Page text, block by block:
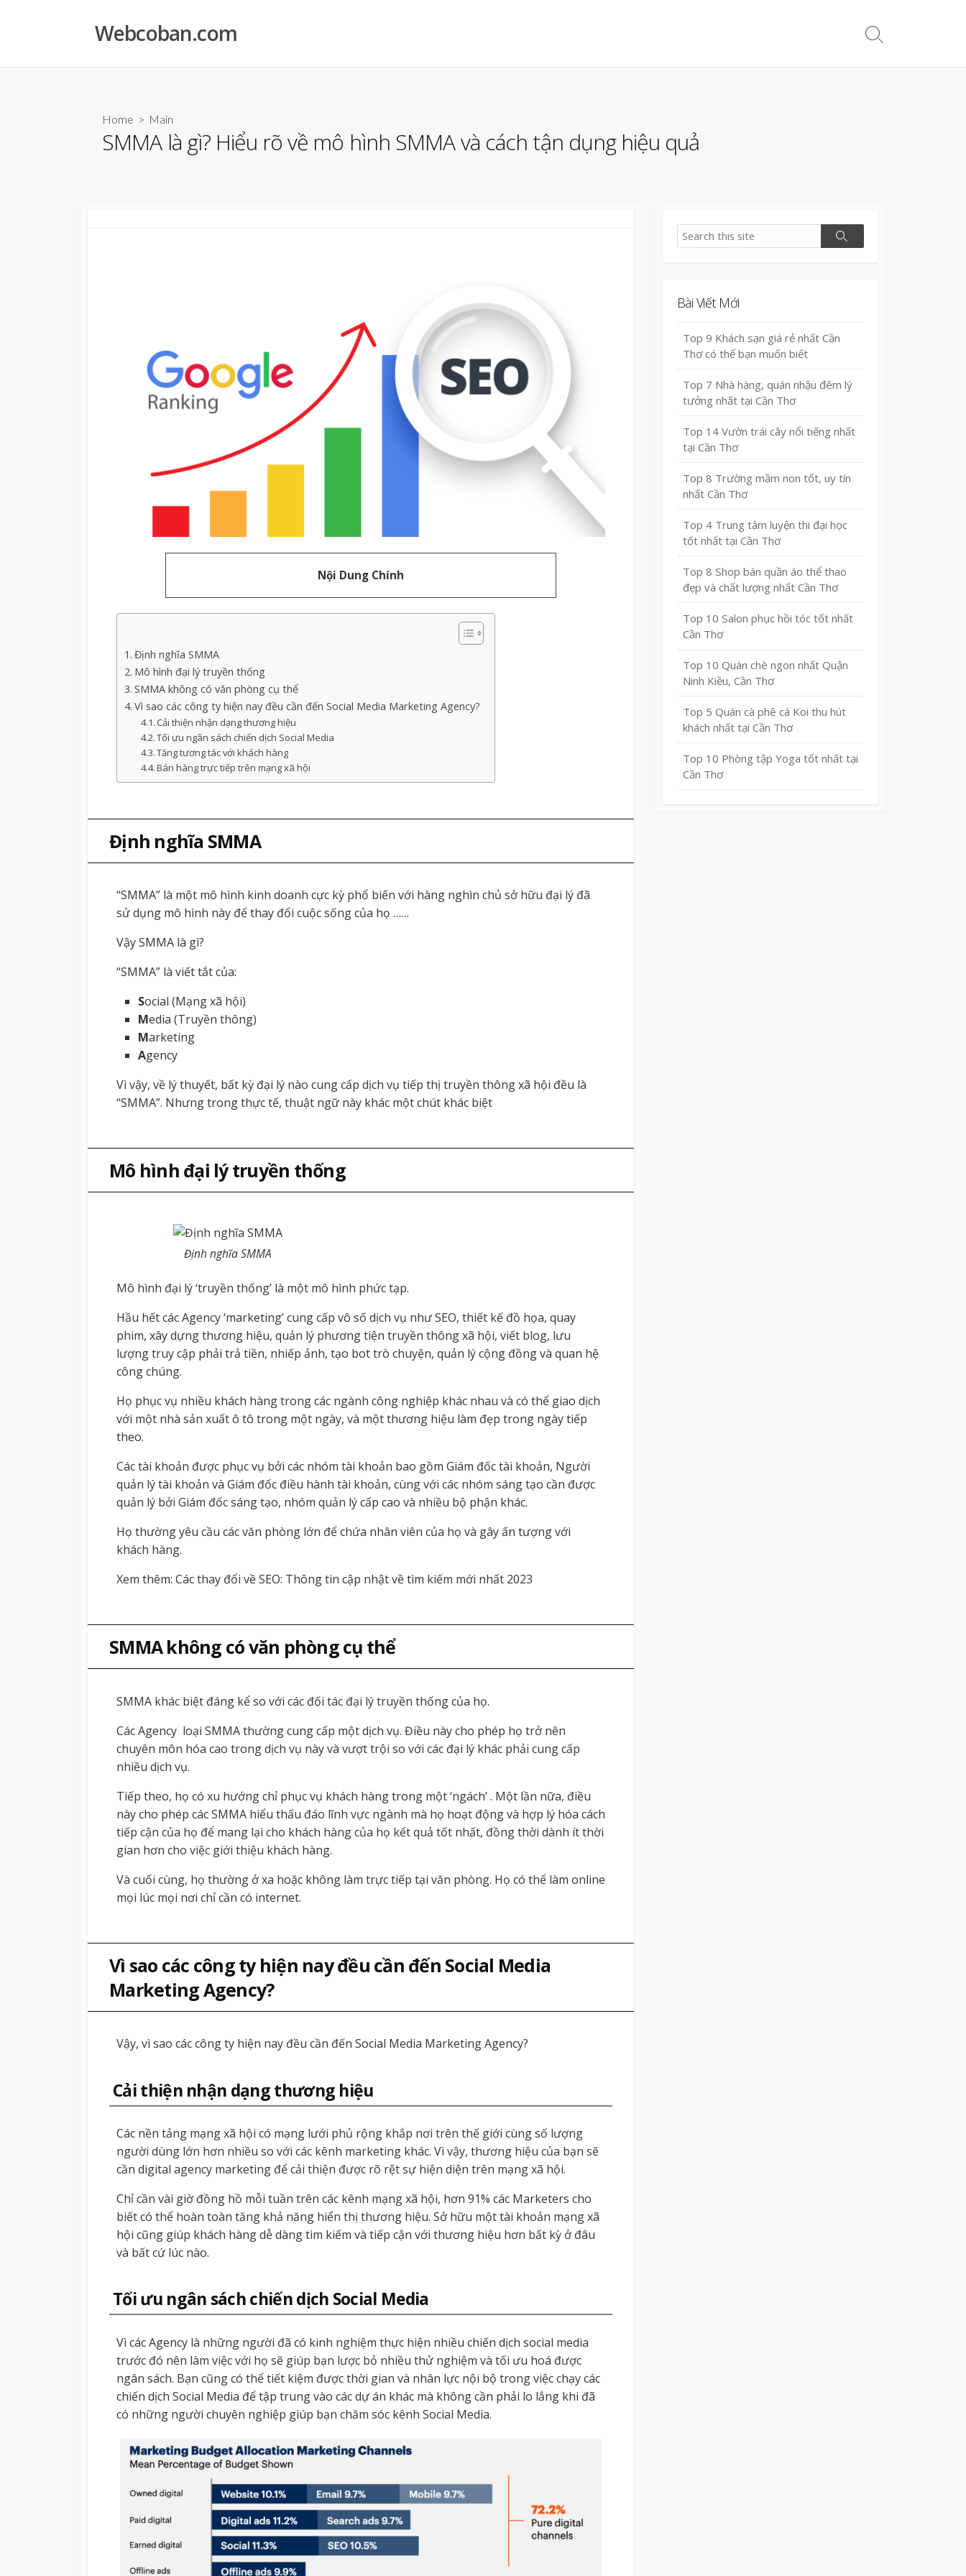
Webcoban.com
Search
Home > Main
SMMA là gì? Hiểu rõ về mô hình SMMA và cách tận dụng hiệu quả
Nội Dung Chính
Định nghĩa SMMA
Mô hình đại lý truyền thống
SMMA không có văn phòng cụ thể
Vì sao các công ty hiện nay đều cần đến Social Media Marketing Agency?
Cải thiện nhận dạng thương hiệu
Tối ưu ngân sách chiến dịch Social Media
Tăng tương tác với khách hàng
Bán hàng trực tiếp trên mạng xã hội
Định nghĩa SMMA
“SMMA” là một mô hình kinh doanh cực kỳ phổ biến với hàng nghìn chủ sở hữu đại lý đã
sử dụng mô hình này để thay đổi cuộc sống của họ ……
Vậy SMMA là gì?
“SMMA” là viết tắt của:
Social (Mạng xã hội)
Media (Truyền thông)
Marketing
Agency
Vì vậy, về lý thuyết, bất kỳ đại lý nào cung cấp dịch vụ tiếp thị truyền thông xã hội đều là
“SMMA”. Nhưng trong thực tế, thuật ngữ này khác một chút khác biệt
Mô hình đại lý truyền thống
Định nghĩa SMMA
Mô hình đại lý ‘truyền thống’ là một mô hình phức tạp.
Hầu hết các Agency ‘marketing’ cung cấp vô số dịch vụ như SEO, thiết kế đồ họa, quay
phim, xây dựng thương hiệu, quản lý phương tiện truyền thông xã hội, viết blog, lưu
lượng truy cập phải trả tiền, nhiếp ảnh, tạo bot trò chuyện, quản lý cộng đồng và quan hệ
công chúng.
Họ phục vụ nhiều khách hàng trong các ngành công nghiệp khác nhau và có thể giao dịch
với một nhà sản xuất ô tô trong một ngày, và một thương hiệu làm đẹp trong ngày tiếp
theo.
Các tài khoản được phục vụ bởi các nhóm tài khoản bao gồm Giám đốc tài khoản, Người
quản lý tài khoản và Giám đốc điều hành tài khoản, cùng với các nhóm sáng tạo cần được
quản lý bởi Giám đốc sáng tạo, nhóm quản lý cấp cao và nhiều bộ phận khác.
Họ thường yêu cầu các văn phòng lớn để chứa nhân viên của họ và gây ấn tượng với
khách hàng.
Xem thêm: Các thay đổi về SEO: Thông tin cập nhật về tìm kiếm mới nhất 2023
SMMA không có văn phòng cụ thể
SMMA khác biệt đáng kể so với các đối tác đại lý truyền thống của họ.
Các Agency loại SMMA thường cung cấp một dịch vụ. Điều này cho phép họ trở nên
chuyên môn hóa cao trong dịch vụ này và vượt trội so với các đại lý khác phải cung cấp
nhiều dịch vụ.
Tiếp theo, họ có xu hướng chỉ phục vụ khách hàng trong một ‘ngách’ . Một lần nữa, điều
này cho phép các SMMA hiểu thấu đáo lĩnh vực ngành mà họ hoạt động và hợp lý hóa cách
tiếp cận của họ để mang lại cho khách hàng của họ kết quả tốt nhất, đồng thời dành ít thời
gian hơn cho việc giới thiệu khách hàng.
Và cuối cùng, họ thường ở xa hoặc không làm trực tiếp tại văn phòng. Họ có thể làm online
mọi lúc mọi nơi chỉ cần có internet.
Vì sao các công ty hiện nay đều cần đến Social Media
Marketing Agency?
Vậy, vì sao các công ty hiện nay đều cần đến Social Media Marketing Agency?
Cải thiện nhận dạng thương hiệu
Các nền tảng mạng xã hội có mạng lưới phủ rộng khắp nơi trên thế giới cùng số lượng
người dùng lớn hơn nhiều so với các kênh marketing khác. Vì vậy, thương hiệu của bạn sẽ
cần digital agency marketing để cải thiện được rõ rệt sự hiện diện trên mạng xã hội.
Chỉ cần vài giờ đồng hồ mỗi tuần trên các kênh mạng xã hội, hơn 91% các Marketers cho
biết có thể hoàn toàn tăng khả năng hiển thị thương hiệu. Sở hữu một tài khoản mạng xã
hội cũng giúp khách hàng dễ dàng tìm kiếm và tiếp cận với thương hiệu hơn bất kỳ ở đâu
và bất cứ lúc nào.
Tối ưu ngân sách chiến dịch Social Media
Vì các Agency là những người đã có kinh nghiệm thực hiện nhiều chiến dịch social media
trước đó nên làm việc với họ sẽ giúp bạn lược bỏ nhiều thử nghiệm và tối ưu hoá được
ngân sách. Bạn cũng có thể tiết kiệm được thời gian và nhân lực nội bộ trong việc chạy các
chiến dịch Social Media để tập trung vào các dự án khác mà không cần phải lo lắng khi đã
có những người chuyên nghiệp giúp bạn chăm sóc kênh Social Media.
Search
Search
Bài Viết Mới
Top 9 Khách sạn giá rẻ nhất Cần
Thơ có thể bạn muốn biết
Top 7 Nhà hàng, quán nhậu đêm lý
tưởng nhất tại Cần Thơ
Top 14 Vườn trái cây nổi tiếng nhất
tại Cần Thơ
Top 8 Trường mầm non tốt, uy tín
nhất Cần Thơ
Top 4 Trung tâm luyện thi đại học
tốt nhất tại Cần Thơ
Top 8 Shop bán quần áo thể thao
đẹp và chất lượng nhất Cần Thơ
Top 10 Salon phục hồi tóc tốt nhất
Cần Thơ
Top 10 Quán chè ngon nhất Quận
Ninh Kiều, Cần Thơ
Top 5 Quán cà phê cá Koi thu hút
khách nhất tại Cần Thơ
Top 10 Phòng tập Yoga tốt nhất tại
Cần Thơ